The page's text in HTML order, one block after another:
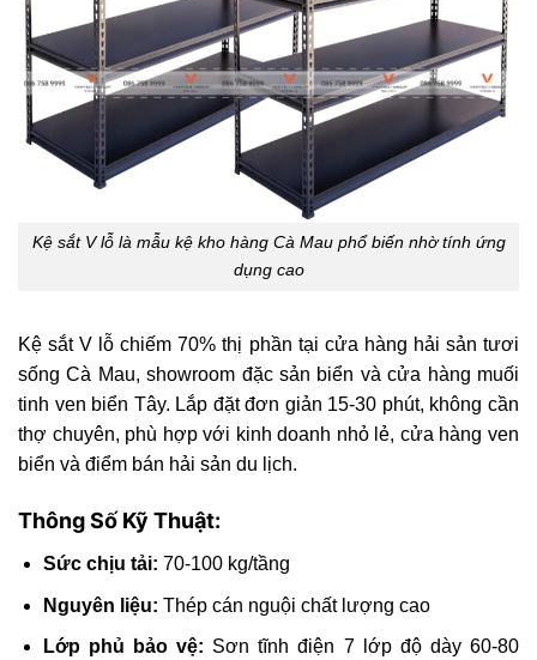
Kệ sắt V lỗ là mẫu kệ kho hàng Cà Mau phổ biến nhờ tính ứng
dụng cao
Kệ sắt V lỗ chiếm 70% thị phần tại cửa hàng hải sản tươi
sống Cà Mau, showroom đặc sản biển và cửa hàng muối
tinh ven biển Tây. Lắp đặt đơn giản 15-30 phút, không cần
thợ chuyên, phù hợp với kinh doanh nhỏ lẻ, cửa hàng ven
biển và điểm bán hải sản du lịch.
Thông Số Kỹ Thuật:
Sức chịu tải: 70-100 kg/tầng
Nguyên liệu: Thép cán nguội chất lượng cao
Lớp phủ bảo vệ: Sơn tĩnh điện 7 lớp độ dày 60-80